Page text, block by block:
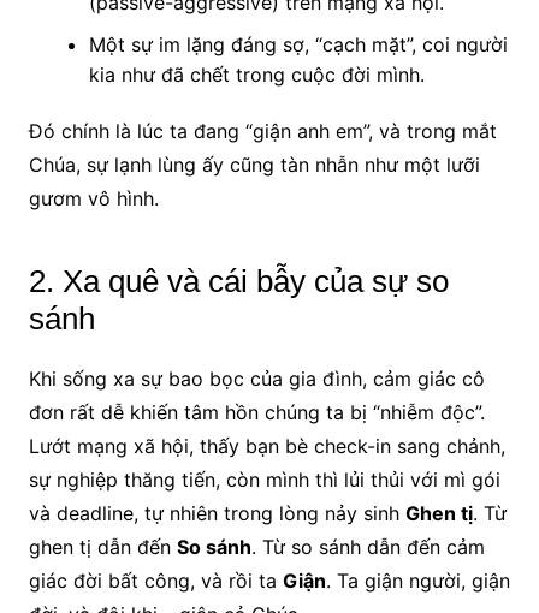
Một sự im lặng đáng sợ, “cạch mặt”, coi người
kia như đã chết trong cuộc đời mình.
Đó chính là lúc ta đang “giận anh em”, và trong mắt
Chúa, sự lạnh lùng ấy cũng tàn nhẫn như một lưỡi
gươm vô hình.
2. Xa quê và cái bẫy của sự so
sánh
Khi sống xa sự bao bọc của gia đình, cảm giác cô
đơn rất dễ khiến tâm hồn chúng ta bị “nhiễm độc”.
Lướt mạng xã hội, thấy bạn bè check-in sang chảnh,
sự nghiệp thăng tiến, còn mình thì lủi thủi với mì gói
và deadline, tự nhiên trong lòng nảy sinh Ghen tị. Từ
ghen tị dẫn đến So sánh. Từ so sánh dẫn đến cảm
giác đời bất công, và rồi ta Giận. Ta giận người, giận